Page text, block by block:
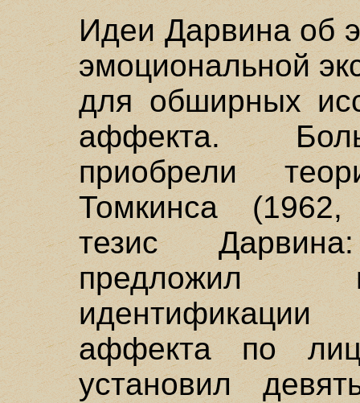
Идеи Дарвина об
эмоциональной
для обширных
аффекта.
приобрели
Томкинса
тезис
предложил
аффекта по
установил